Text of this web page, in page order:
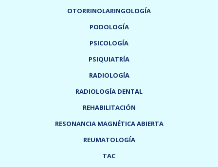
OTORRINOLARINGOLOGÍA
PODOLOGÍA
PSICOLOGÍA
PSIQUIATRÍA
RADIOLOGÍA
RADIOLOGÍA DENTAL
REHABILITACIÓN
RESONANCIA MAGNÉTICA ABIERTA
REUMATOLOGÍA
TAC